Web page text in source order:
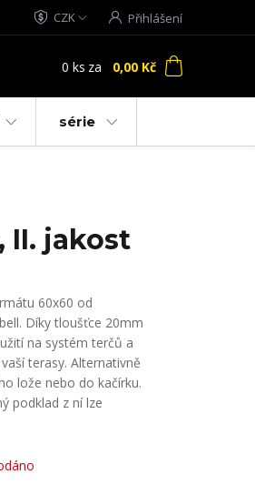
CZK Přihlášení
0 ks za 0,00 Kč
série
II. jakost
60x60 od
Díky tloušťce 20mm
na systém terčů a
terasy. Alternativně
lože nebo do kačírku.
podklad z ní lze